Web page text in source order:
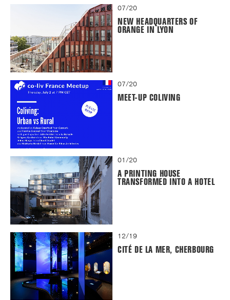
07/20
NEW HEADQUARTERS OF
ORANGE IN LYON
07/20
MEET-UP COLIVING
01/20
A PRINTING HOUSE
TRANSFORMED INTO A HOTEL
12/19
CITÉ DE LA MER, CHERBOURG